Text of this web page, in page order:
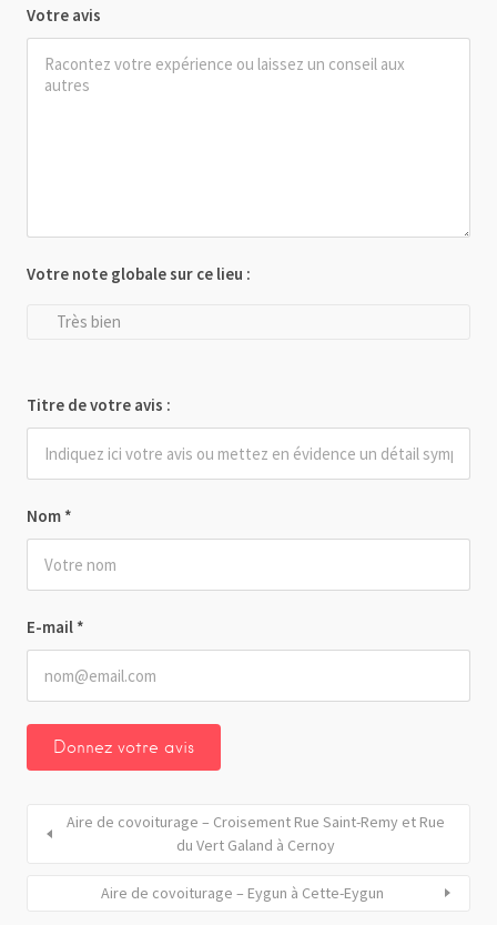
Votre avis
Nom *
E-mail *
Votre note globale sur ce lieu :
Très bien
Titre de votre avis :
Aire de covoiturage – Croisement Rue Saint-Remy et Rue
du Vert Galand à Cernoy
Aire de covoiturage – Eygun à Cette-Eygun